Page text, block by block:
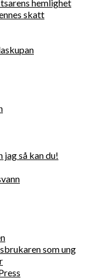
hemlighet
skatt
jag så kan du!
som ung